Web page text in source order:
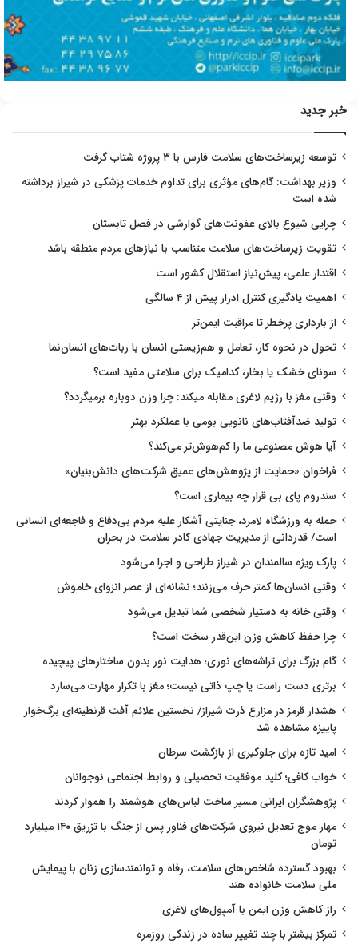
خبر جدید
توسعه زیرساخت‌های سلامت فارس با ۳ پروژه شتاب گرفت
وزیر بهداشت: گام‌های مؤثری برای تداوم خدمات پزشکی در شیراز برداشته
شده است
چرایی شیوع بالای عفونت‌های گوارشی در فصل تابستان
تقویت زیرساخت‌های سلامت متناسب با نیازهای مردم منطقه باشد
اقتدار علمی، پیش‌نیاز استقلال کشور است
اهمیت یادگیری کنترل ادرار پیش از ۴ سالگی
از بارداری پرخطر تا مراقبت ایمن‌تر
تحول در نحوه کار، تعامل و هم‌زیستی انسان با ربات‌های انسان‌نما
سونای خشک یا بخار، کدامیک برای سلامتی مفید است؟
وقتی مغز با رژیم لاغری مقابله میکند: چرا وزن دوباره برمیگردد؟
تولید ضدآفتاب‌های نانویی بومی با عملکرد بهتر
آیا هوش مصنوعی ما را کم‌هوش‌تر می‌کند؟
فراخوان «حمایت از پژوهش‌های عمیق شرکت‌های دانش‌بنیان»
سندروم پای بی قرار چه بیماری است؟
حمله به ورزشگاه لامرد، جنایتی آشکار علیه مردم بی‌دفاع و فاجعه‌ای انسانی
است/ قدردانی از مدیریت جهادی کادر سلامت در بحران
پارک ویژه سالمندان در شیراز طراحی و اجرا می‌شود
وقتی انسان‌ها کمتر حرف می‌زنند؛ نشانه‌ای از عصر انزوای خاموش
وقتی خانه به دستیار شخصی شما تبدیل می‌شود
چرا حفظ کاهش وزن این‌قدر سخت است؟
گام بزرگ برای تراشه‌های نوری؛ هدایت نور بدون ساختارهای پیچیده
برتری دست راست یا چپ ذاتی نیست؛ مغز با تکرار مهارت می‌سازد
هشدار قرمز در مزارع ذرت شیراز/ نخستین علائم آفت قرنطینه‌ای برگ‌خوار
پاییزه مشاهده شد
امید تازه برای جلوگیری از بازگشت سرطان
خواب کافی؛ کلید موفقیت تحصیلی و روابط اجتماعی نوجوانان
پژوهشگران ایرانی مسیر ساخت لباس‌های هوشمند را هموار کردند
مهار موج تعدیل نیروی شرکت‌های فناور پس از جنگ با تزریق ۱۴۰ میلیارد
تومان
بهبود گسترده شاخص‌های سلامت، رفاه و توانمندسازی زنان با پیمایش
ملی سلامت خانواده هند
راز کاهش وزن ایمن با آمپول‌های لاغری
تمرکز بیشتر با چند تغییر ساده در زندگی روزمره